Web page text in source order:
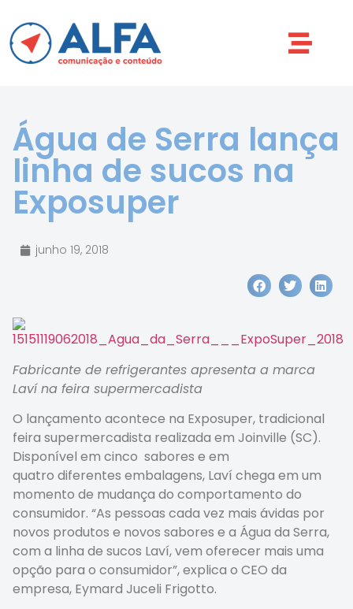
Água de Serra lança
linha de sucos na
Exposuper
junho 19, 2018
Fabricante de refrigerantes apresenta a marca
Laví na feira supermercadista
O lançamento acontece na Exposuper, tradicional
feira supermercadista realizada em Joinville (SC).
Disponível em cinco sabores e em
quatro diferentes embalagens, Laví chega em um
momento de mudança do comportamento do
consumidor. “As pessoas cada vez mais ávidas por
novos produtos e novos sabores e a Água da Serra,
com a linha de sucos Laví, vem oferecer mais uma
opção para o consumidor”, explica o CEO da
empresa, Eymard Juceli Frigotto.